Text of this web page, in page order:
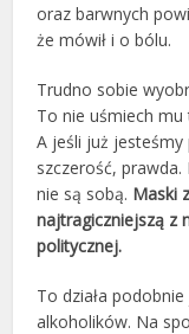
oraz barwnych
że mówił i o bólu.
Trudno sobie
To nie uśmiech
A jeśli już jesteśmy
szczerość,
nie są sobą. Maski
najtragiczniejszą z
politycznej.
To działa
alkoholików. Na